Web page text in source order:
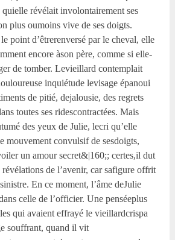
quielle révélait involontairement ses
plus oumoins vive de ses doigts.
point d’êtrerenversé par le cheval, elle
encore àson père, comme si elle-
de tomber. Levieillard contemplait
inquiétude levisage épanoui
de pitié, dejalousie, des regrets
toutes ses ridescontractées. Mais
des yeux de Julie, lecri qu’elle
mouvement convulsif de sesdoigts,
un amour secret&|160;; certes,il dut
de l’avenir, car safigure offrit
En ce moment, l’âme deJulie
celle de l’officier. Une penséeplus
qui avaient effrayé le vieillardcrispa
souffrant, quand il vit